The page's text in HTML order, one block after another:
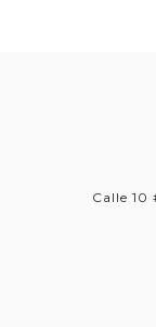
Calle 10